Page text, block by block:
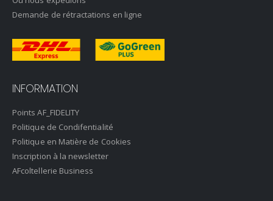
Demande de rétractations en ligne
INFORMATION
Points AF_FIDELITY
Politique de Condifentialité
Politique en Matière de Cookies
Inscription à la newsletter
AFcoltellerie Business